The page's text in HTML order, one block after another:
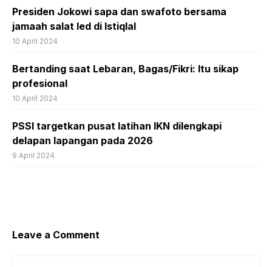
Presiden Jokowi sapa dan swafoto bersama
jamaah salat Ied di Istiqlal
10 April 2024
Bertanding saat Lebaran, Bagas/Fikri: Itu sikap
profesional
10 April 2024
PSSI targetkan pusat latihan IKN dilengkapi
delapan lapangan pada 2026
9 April 2024
Leave a Comment